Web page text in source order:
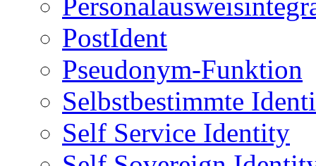
PostIdent
Pseudonym-Funktion
Selbstbestimmte
Self Service Identity